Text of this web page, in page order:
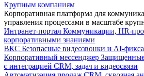
Крупным компаниям
Корпоративная платформа для
управления процессами в масштабе
Интранет-портал Коммуникации, HR-
корпоративными знаниями
ВКС Безопасные видеозвонки и AI-
Корпоративный мессенджер
с интеграцией CRM, задач и видеосвязи